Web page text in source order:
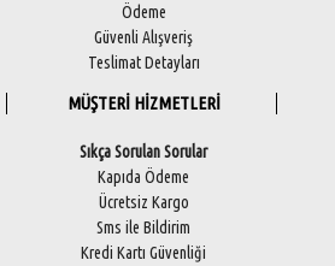
Ödeme
Güvenli Alışveriş
Teslimat Detayları
MÜŞTERİ HİZMETLERİ
Sıkça Sorulan Sorular
Kapıda Ödeme
Ücretsiz Kargo
Sms ile Bildirim
Kredi Kartı Güvenliği